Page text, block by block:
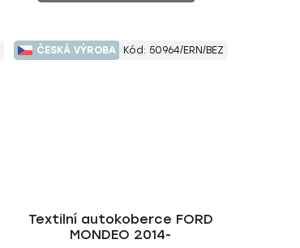
ČESKÁ VÝROBA
Textilní autokoberce FORD
MONDEO 2014-
Kód: 50964/ERN/BEZ